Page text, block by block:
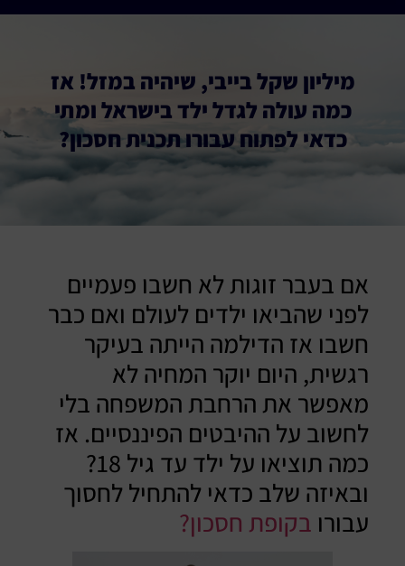
מיליון שקל בייבי, שיהיה במזל! אז
כמה עולה לגדל ילד בישראל ומתי
כדאי לפתוח עבורו תכנית חסכון?
אם בעבר זוגות לא חשבו פעמיים
לפני שהביאו ילדים לעולם ואם כבר
חשבו אז הדילמה הייתה בעיקר
רגשית, היום יוקר המחיה לא
מאפשר את הרחבת המשפחה בלי
לחשוב על ההיבטים הפיננסיים. אז
כמה תוציאו על ילד עד גיל 18?
ובאיזה שלב כדאי להתחיל לחסוך
עבורו בקופת חסכון?